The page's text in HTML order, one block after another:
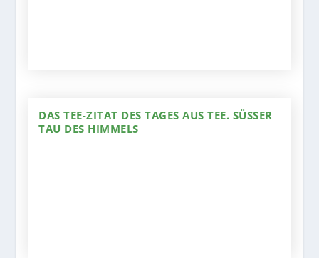
DAS TEE-ZITAT DES TAGES AUS TEE. SÜSSER T
AU DES HIMMELS